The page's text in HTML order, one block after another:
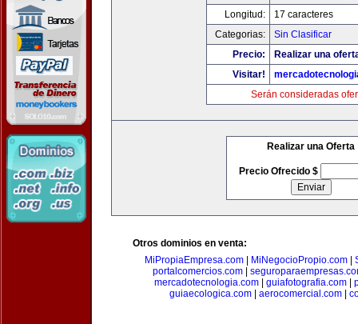
Longitud:
17 caracteres
Categorias:
Sin Clasificar
Precio:
Realizar una
Visitar!
Serán consideradas
Realizar una Oferta
Precio Ofrecido $
Otros dominios en venta:
MiPropiaEmpresa.com
MiNegocioPropio.com
portalcomercios.com
mercadotecnologia.com
guiafotografia.com
guiaecologica.com| aerocomercial.com|